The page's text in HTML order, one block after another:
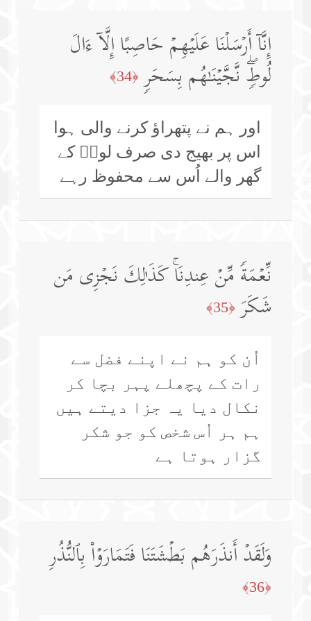
إِنَّاۤ أَرۡسَلۡنَا عَلَیۡهِمۡ حَاصِبًا إِلَّاۤ ءَالَ
لُوطࣲۖ نَّجَّیۡنَـٰهُم بِسَحَرࣲ ﴿34﴾
اور ہم نے پتھراؤ کرنے والی ہوا
اس پر بھیج دی صرف لوطؑ کے
گھر والے اُس سے محفوظ رہے
نِّعۡمَةࣰ مِّنۡ عِندِنَاۚ كَذَ ٰ⁠لِكَ نَجۡزِی مَن
شَكَرَ ﴿35﴾
اُن کو ہم نے اپنے فضل سے
رات کے پچھلے پہر بچا کر
نکال دیا یہ جزا دیتے ہیں
ہم ہر اُس شخص کو جو شکر
گزار ہوتا ہے
وَلَقَدۡ أَنذَرَهُم بَطۡشَتَنَا فَتَمَارَوۡا۟ بِٱلنُّذُرِ
﴿36﴾